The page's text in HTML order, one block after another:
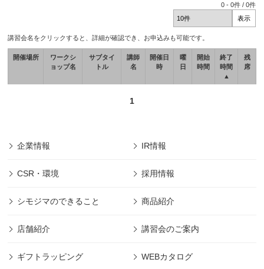
0 -0件 /0件
講習会名をクリックすると、詳細が確認でき、お申込みも可能です。
開催場所
ワークシ
ョップ名
サブタイ
トル
講師
名
開催日
時
曜
日
開始
時間
終了
時間
▲
残
席
1
企業情報 IR情報
CSR・環境 採用情報
シモジマのできること 商品紹介
店舗紹介 講習会のご案内
ギフトラッピング WEBカタログ